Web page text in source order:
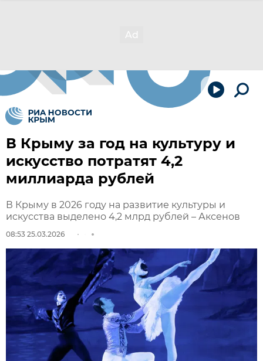
В Крыму за год на культуру и
искусство потратят 4,2
миллиарда рублей
В Крыму в 2026 году на развитие культуры и
искусства выделено 4,2 млрд рублей – Аксенов
08:53 25.03.2026